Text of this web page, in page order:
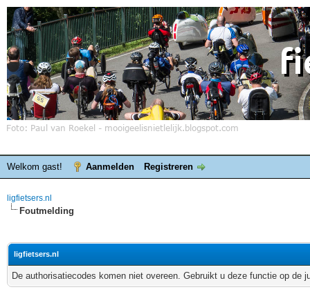
Welkom gast! Aanmelden Registreren
ligfietsers.nl
Foutmelding
ligfietsers.nl
De authorisatiecodes komen niet overeen. Gebruikt u deze functie op de